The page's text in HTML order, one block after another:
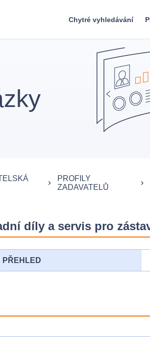
Chytré vyhledávání
keyboard_arrow_right
PROFILY
ZADAVATELŮ
keyboard_arrow_right
díly a servis pro
PŘEHLED